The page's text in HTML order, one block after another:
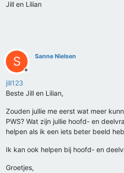
Jill en Lilian
S
Offline
Sanne Nielsen
jill123
Beste Jill en Lilian,
Zouden jullie me eerst wat meer
PWS? Wat zijn jullie hoofd- en
helpen als ik een iets beter beeld
Ik kan ook helpen bij hoofd- en
Groetjes,